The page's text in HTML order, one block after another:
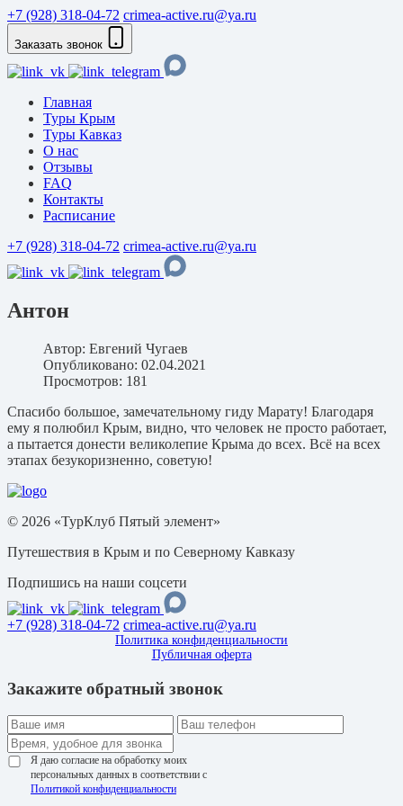
+7 (928) 318-04-72 crimea-active.ru@ya.ru
Заказать звонок
Главная
Туры Крым
Туры Кавказ
О нас
Отзывы
FAQ
Контакты
Расписание
+7 (928) 318-04-72 crimea-active.ru@ya.ru
Антон
Автор: Евгений Чугаев
Опубликовано: 02.04.2021
Просмотров: 181
Спасибо большое, замечательному гиду Марату! Благодаря
ему я полюбил Крым, видно, что человек не просто работает,
а пытается донести великолепие Крыма до всех. Всё на всех
этапах безукоризненно, советую!
© 2026 «ТурКлуб Пятый элемент»
Путешествия в Крым и по Северному Кавказу
Подпишись на наши соцсети
+7 (928) 318-04-72 crimea-active.ru@ya.ru
Политика конфиденциальности
Публичная оферта
Закажите обратный звонок
Я даю согласие на обработку моих
персональных данных в соответствии с
Политикой конфиденциальности